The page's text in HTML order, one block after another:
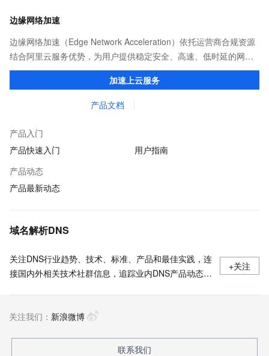
边缘网络加速
边缘网络加速（Edge Network Acceleration）依托运营商合规资源
结合阿里云服务优势，为用户提供稳定安全、高速、低时延的网络
传输，解决客户不同站点的连接、组网、数据安全传输、业务质量
加速上云服务
产品文档
产品入门
产品快速入门
用户指南
产品动态
产品最新动态
域名解析DNS
关注DNS行业趋势、技术、标准、产品和最佳实践，连
接国内外相关技术社群信息，追踪业内DNS产品动态，
+关注
关注我们： 新浪微博
联系我们